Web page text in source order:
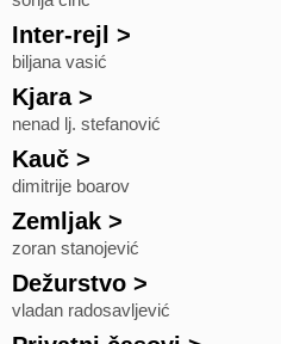
Inter-rejl >
biljana vasić
Kjara>
nenad lj. stefanović
Kauč >
dimitrije boarov
Zemljak >
zoran stanojević
Dežurstvo >
vladan radosavljević